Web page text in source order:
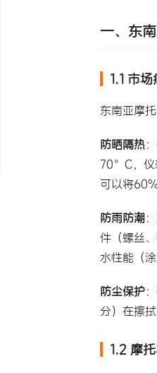
一、东
1.1 市
东南亚摩
防晒隔热
70°C，仪
可以将
防雨防潮
件（螺丝
水性能（
防尘保护
分）在擦
1.2 摩